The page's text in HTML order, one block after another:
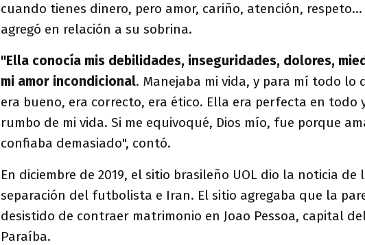
cuando tienes dinero, pero amor, cariño, atención, respeto...
agregó en relación a su sobrina.
"Ella conocía mis debilidades, inseguridades, dolores,
mi amor incondicional. Manejaba mi vida, y para mí todo lo
era bueno, era correcto, era ético. Ella era perfecta en todo
rumbo de mi vida. Si me equivoqué, Dios mío, fue porque
confiaba demasiado", contó.
En diciembre de 2019, el sitio brasileño UOL dio la noticia de
separación del futbolista e Iran. El sitio agregaba que la
desistido de contraer matrimonio en Joao Pessoa, capital
Paraíba.